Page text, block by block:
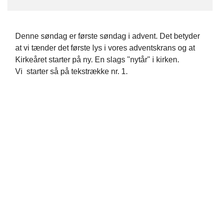
Denne søndag er første søndag i advent. Det betyder
at vi tænder det første lys i vores adventskrans og at
Kirkeåret starter på ny. En slags "nytår" i kirken.
Vi starter så på tekstrække nr. 1.